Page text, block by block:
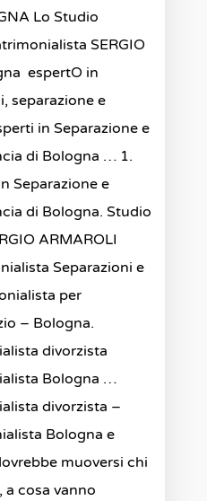
Lo Studio
SERGIO
espertO in
separazione e
in Separazione e
di Bologna … 1.
Separazione e
di Bologna. Studio
ARMAROLI
Separazioni e
per
– Bologna.
divorzista
Bologna …
divorzista –
Bologna e
muoversi chi
cosa vanno